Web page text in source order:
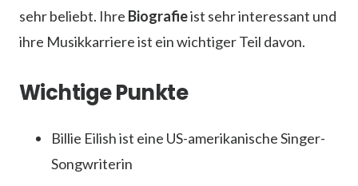
sehr beliebt. Ihre Biografieist sehr interessant und
ihre Musikkarriere ist ein wichtiger Teil davon.
Wichtige Punkte
Billie Eilish ist eine US-amerikanische Singer-
Songwriterin